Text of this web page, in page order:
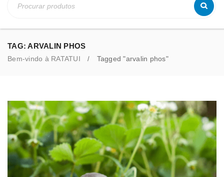
TAG: ARVALIN PHOS
Bem-vindo à RATATUI / Tagged "arvalin phos"